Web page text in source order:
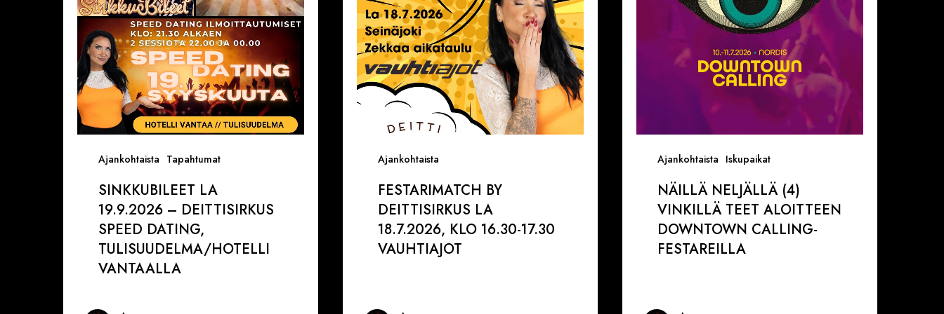
Ajankohtaista Tapahtumat
Dating,
Tulisuudelma/Hotelli
Vantaalla
SINKKUBILEET LA
19.9.2026 – DEITTISIRKUS
SPEED DATING,
TULISUUDELMA/HOTELLI
VANTAALLA
Ajankohtaista
16.30-
17.30
VAUHTIAJOT
FESTARIMATCH BY
DEITTISIRKUS LA
18.7.2026, KLO 16.30-17.30
VAUHTIAJOT
Ajankohtaista Iskupaikat
NÄILLÄ NELJÄLLÄ (4)
VINKILLÄ TEET ALOITTEEN
DOWNTOWN CALLING-
FESTAREILLA